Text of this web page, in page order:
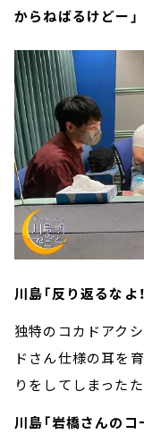
からねばるけどー」
川島「反り返るなよ！
独特のコカドアク
ドさん仕様の耳を
りをしてしまったた
川島「岩橋さんの